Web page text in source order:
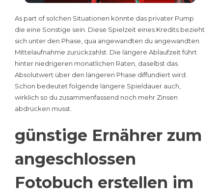
As part of solchen Situationen könnte das privater Pump
die eine Sonstige sein. Diese Spielzeit eines Kredits bezieht
sich unter den Phase, qua angewandten du angewandten
Mittelaufnahme zurückzahlst. Die längere Ablaufzeit führt
hinter niedrigeren monatlichen Raten, daselbst das
Absolutwert über den längeren Phase diffundiert wird.
Schon bedeutet folgende längere Spieldauer auch,
wirklich so du zusammenfassend noch mehr Zinsen
abdrücken musst.
günstige Ernährer zum
angeschlossen
Fotobuch erstellen im